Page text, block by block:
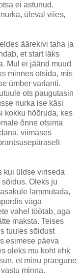
ei astunud.
üleval viies,
äärekivi taha ja
et start läks
Mul ei jäänd muud
minnes otsida, mis
ümber varianti.
ots paugutasin
nurka ise käsi
kokku hõõruda, kes
õnne otsima
viimases
kui üldse viriseda
Oleks ju
lammutada,
väga
vahel töötab, aga
maksta. Teises
tuules sõidust
esimese päeva
oleks mu koht ehk
et minu praegune
minna.